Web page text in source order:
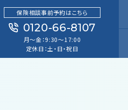
保険相談事前予約はこちら
0120-66-8107
月～金：9:30～17:00
定休日：土・日・祝日